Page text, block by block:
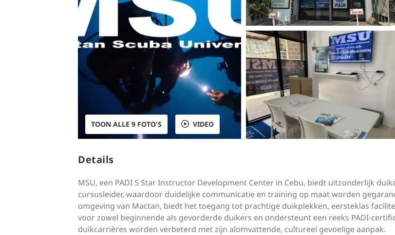
TOON ALLE 9 FOTO'S VIDEO
Details
MSU, een PADI 5 Star Instructor Development Center in Cebu, biedt uitzonderlijk
cursusleider, waardoor duidelijke communicatie en training op maat worden
omgeving van Mactan, biedt het toegang tot prachtige duikplekken, eersteklas
voor zowel beginnende als gevorderde duikers en ondersteunt een reeks PADI-
duikcarrières worden verbeterd met zijn alomvattende, cultureel gevoelige aanpak.